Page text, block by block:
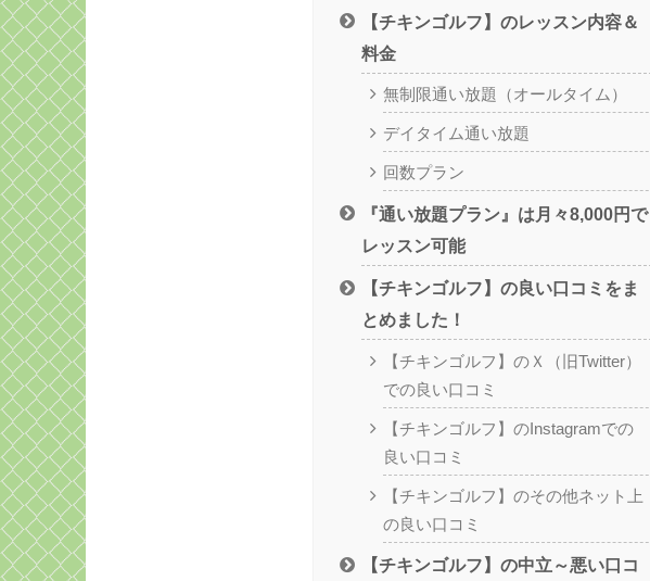
【チキンゴルフ】のレッスン内容＆
料金
無制限通い放題（オールタイム）
デイタイム通い放題
回数プラン
『通い放題プラン』は月々8,000円で
レッスン可能
【チキンゴルフ】の良い口コミをま
とめました！
【チキンゴルフ】のＸ（旧Twitter）
での良い口コミ
【チキンゴルフ】のInstagramでの
良い口コミ
【チキンゴルフ】のその他ネット上
の良い口コミ
【チキンゴルフ】の中立～悪い口コ